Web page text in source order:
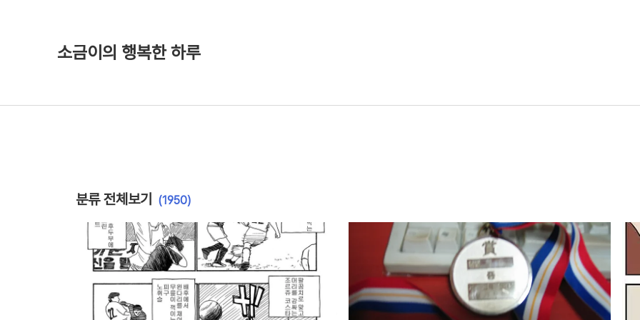
소금이의 행복한 하루
분류 전체보기 (1950)